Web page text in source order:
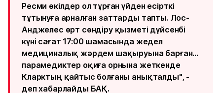
Ресми өкілдер ол тұрған үйден есірткі
тұтынуға арналған заттарды тапты. Лос-
Анджелес өрт сөндіру қызметі дүйсенбі
күні сағат 17:00 шамасында жедел
медициналық жәрдем шақыруына барған...
парамедиктер оқиға орнына жеткенде
Кларктың қайтыс болғаны анықталды", -
деп хабарлайды БАҚ.